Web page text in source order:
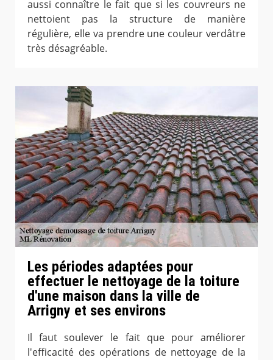
aussi connaître le fait que si les couvreurs ne
nettoient pas la structure de manière
régulière, elle va prendre une couleur verdâtre
très désagréable.
Les périodes adaptées pour
effectuer le nettoyage de la toiture
d'une maison dans la ville de
Arrigny et ses environs
Il faut soulever le fait que pour améliorer
l'efficacité des opérations de nettoyage de la